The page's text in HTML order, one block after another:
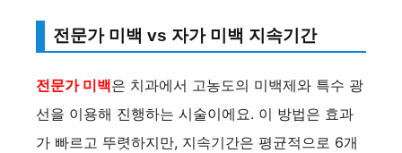
전문가 미백 vs 자가 미백 지속기간
전문가 미백은 치과에서 고농도의 미백제와 특수 광
선을 이용해 진행하는 시술이에요. 이 방법은 효과
가 빠르고 뚜렷하지만, 지속기간은 평균적으로 6개